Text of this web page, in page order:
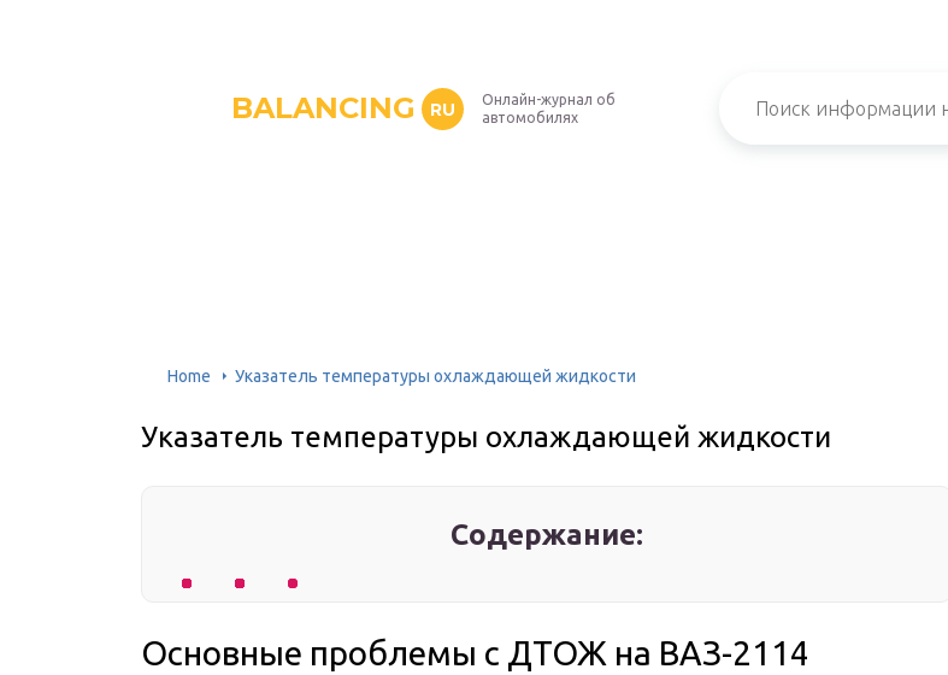
BALANCING RU
Онлайн-журнал об
автомобилях
Home Указатель температуры охлаждающей жидкости
Указатель температуры охлаждающей жидкости
Содержание:
Основные проблемы с ДТОЖ на ВАЗ-2114